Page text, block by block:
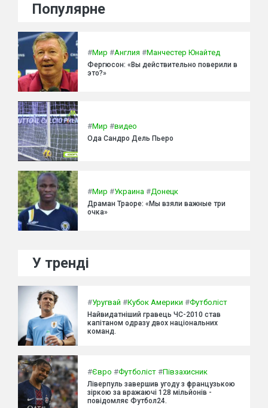
Популярне
#Мир #Англия #Манчестер Юнайтед
Фергюсон: «Вы действительно поверили в
это?»
#Мир #видео
Ода Сандро Дель Пьеро
#Мир #Украина #Донецк
Драман Траоре: «Мы взяли важные три
очка»
У тренді
#Уругвай #Кубок Америки #Футболіст
Найвидатніший гравець ЧС-2010 став
капітаном одразу двох національних
команд.
#Євро #Футболіст #Півзахисник
Ліверпуль завершив угоду з французькою
зіркою за вражаючі 128 мільйонів -
повідомляє Футбол24.